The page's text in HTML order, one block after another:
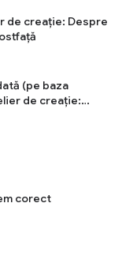
de creație: Despre
(pe baza
de creație:
corect